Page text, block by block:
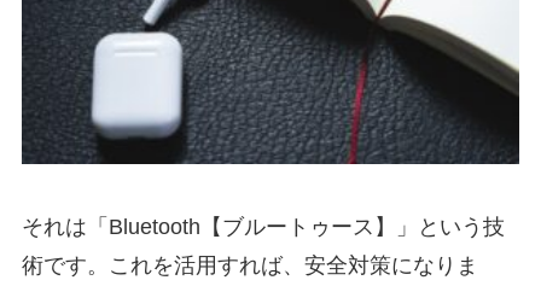
それは 「Bluetooth【ブルートゥース】」
という技
術です。これを活用すれば、安全対策になりま